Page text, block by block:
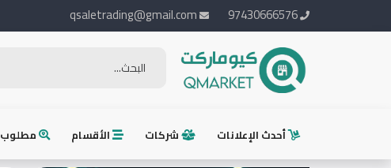
إعلانك
qsaletrading@gmail.com
أحدث الإعلانات شركات الأقسام مطلوب